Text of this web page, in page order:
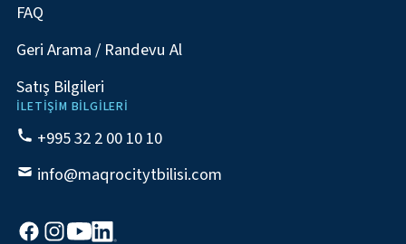
FAQ
Geri Arama / Randevu Al
Satış Bilgileri
İLETIŞIM BILGILERI
+995 32 2 00 10 10
info@maqrocitytbilisi.com